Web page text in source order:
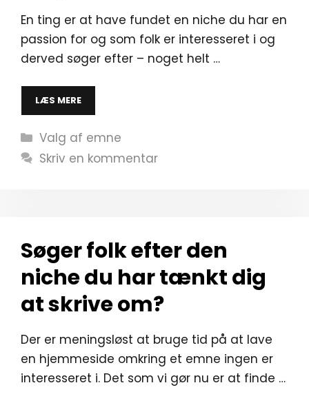
En ting er at have fundet en niche du har en
passion for og som folk er interesseret i og
derved søger efter – noget helt …
LÆS MERE
Kategorier
Valg af emne
Skriv en kommentar
Søger folk efter den
niche du har tænkt dig
at skrive om?
Der er meningsløst at bruge tid på at lave
en hjemmeside omkring et emne ingen er
interesseret i. Det som vi gør nu er at finde …